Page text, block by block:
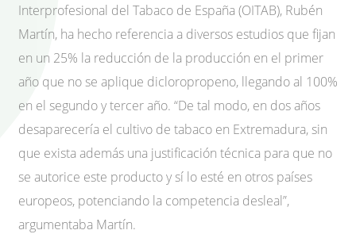
Interprofesional del Tabaco de España (OITAB), Rubén
Martín, ha hecho referencia a diversos estudios que fijan
en un 25% la reducción de la producción en el primer
año que no se aplique dicloropropeno, llegando al 100%
en el segundo y tercer año. “De tal modo, en dos años
desaparecería el cultivo de tabaco en Extremadura, sin
que exista además una justificación técnica para que no
se autorice este producto y sí lo esté en otros países
europeos, potenciando la competencia desleal”,
argumentaba Martín.